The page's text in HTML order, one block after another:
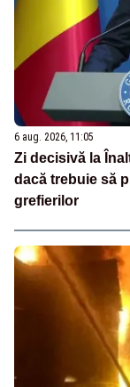
6 aug. 2026, 11:05
Zi decisivă la
dacă trebuie să
grefierilor